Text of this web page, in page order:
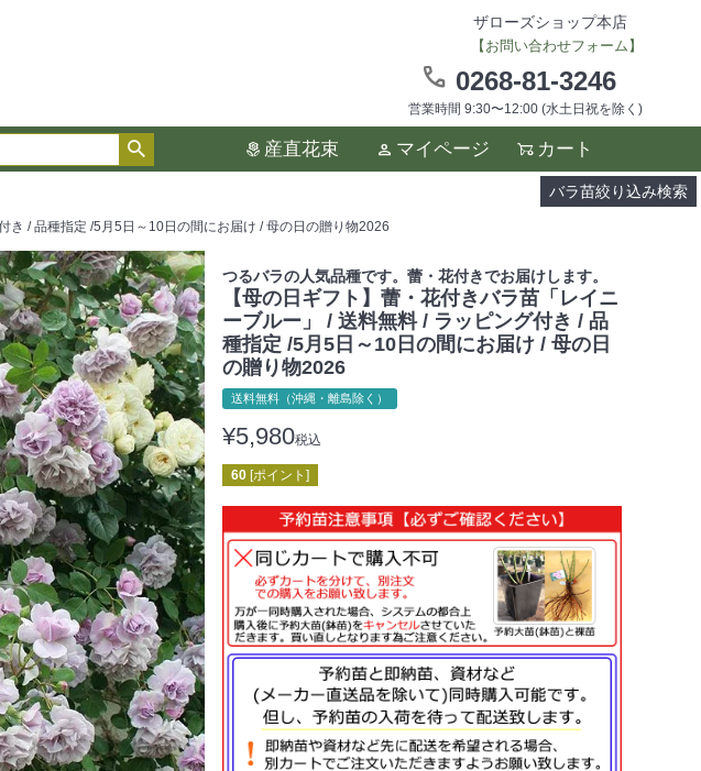
ザローズショップ本店
【お問い合わせフォーム】
0268-81-3246
営業時間 9:30〜12:00 (水土日祝を除く)
産直花束 マイページ カート
バラ苗絞り込み検索
種のみ検索結果に表示されます。
は1つずつ選択してください。
き / 品種指定 /5月5日～10日の間にお届け / 母の日の贈り物2026
つるバラの人気品種です。蕾・花付きでお届けします。
【母の日ギフト】蕾・花付きバラ苗「レイニ
ーブルー」 / 送料無料 / ラッピング付き / 品
種指定 /5月5日～10日の間にお届け / 母の日
の贈り物2026
送料無料（沖縄・離島除く）
¥5,980税込
60 [ポイント]